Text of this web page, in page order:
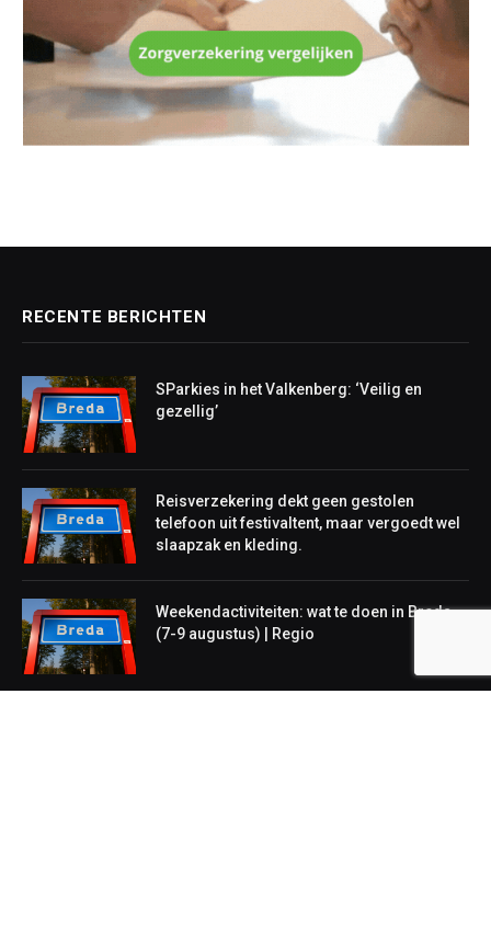
RECENTE BERICHTEN
SParkies in het Valkenberg: ‘Veilig en
gezellig’
Reisverzekering dekt geen gestolen
telefoon uit festivaltent, maar vergoedt wel
slaapzak en kleding.
Weekendactiviteiten: wat te doen in Breda
(7-9 augustus) | Regio